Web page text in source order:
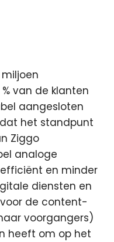
van de klanten
aangesloten
het standpunt
Ziggo
analoge
en minder
diensten en
de content-
voorgangers)
heeft om op het